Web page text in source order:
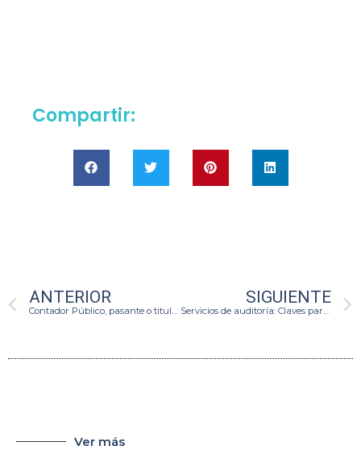
Compartir:
ANTERIOR SIGUIENTE
Ver más